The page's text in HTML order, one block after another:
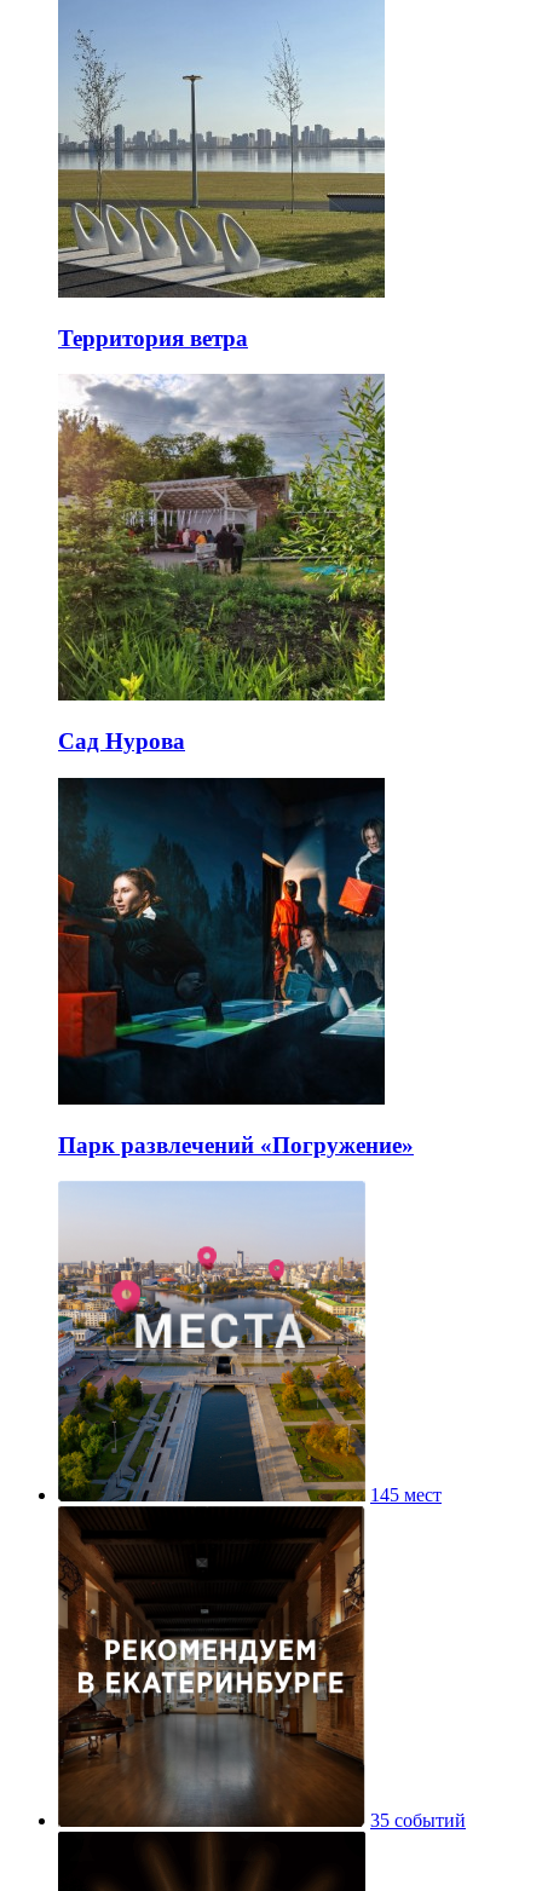
Территория ветра
Сад Нурова
Парк развлечений «Погружение»
145 мест
35 событий